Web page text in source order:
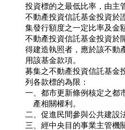
投資標的之最低比率，由主
不動產投資信託基金投資於
集發行額度之一定比率及金
不動產投資信託基金投資於
得建造執照者，應於該不動
用該基金款項。
募集之不動產投資信託基金
列各款標的為限：
一、都市更新條例核定之都
    產相關權利。
二、促進民間參與公共建設
三、經中央目的事業主管機